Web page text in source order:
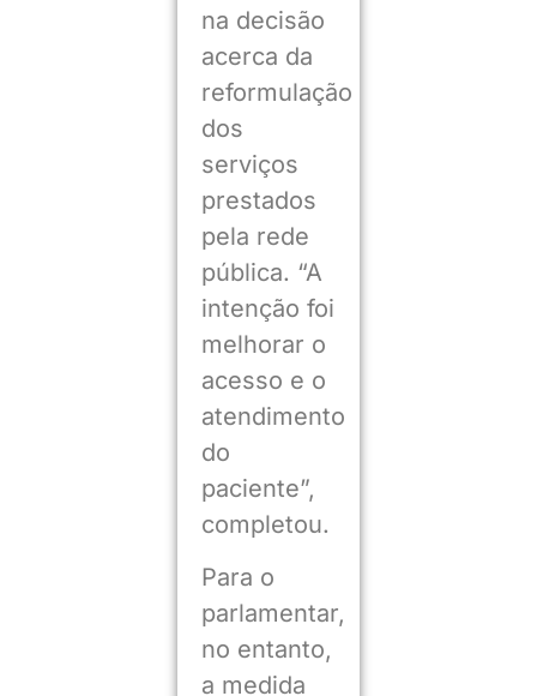
na decisão
acerca da
reformulação
dos
serviços
prestados
pela rede
pública. “A
intenção foi
melhorar o
acesso e o
atendimento
do
paciente”,
completou.
Para o
parlamentar,
no entanto,
a medida